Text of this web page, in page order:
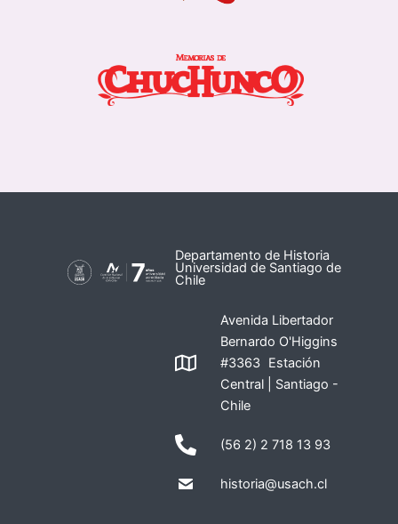
Departamento de Historia
Universidad de Santiago de
Chile
Avenida Libertador
Bernardo O'Higgins
#3363 Estación
Central | Santiago -
Chile
(56 2) 2 718 13 93
historia@usach.cl